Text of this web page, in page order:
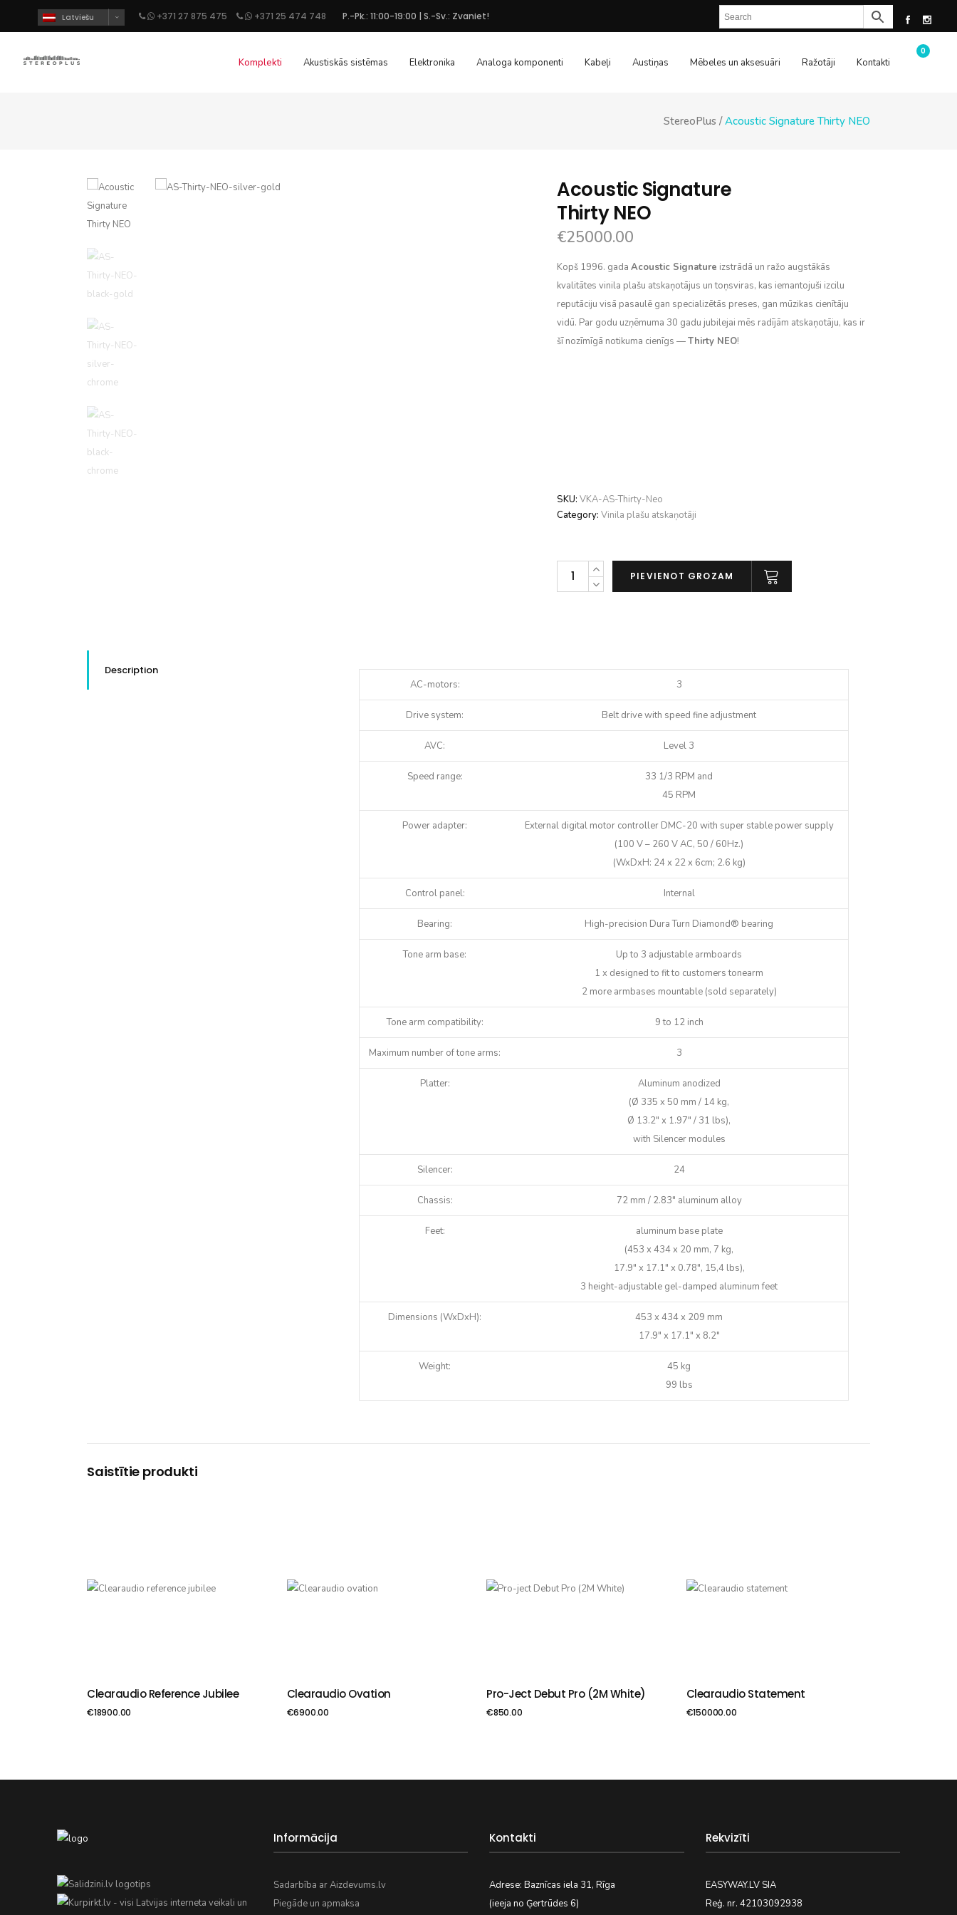
Latviešu +371 27 875 475 +371 25 474 748 P.-Pk.: 11:00-19:00 | S.-Sv.: Zvaniet!
Komplekti Akustiskās sistēmas Elektronika Analoga komponenti Kabeļi Austiņas Mēbeles un aksesuāri Ražotāji Kontakti
0
StereoPlus /Acoustic Signature Thirty NEO
Acoustic Signature
Thirty NEO
€25000.00
Kopš 1996. gada Acoustic Signature izstrādā un ražo augstākās
kvalitātes vinila plašu atskaņotājus un toņsviras, kas iemantojuši izcilu
reputāciju visā pasaulē gan specializētās preses, gan mūzikas cienītāju
vidū. Par godu uzņēmuma 30 gadu jubilejai mēs radījām atskaņotāju, kas ir
šī nozīmīgā notikuma cienīgs —Thirty NEO!
SKU: VKA-AS-Thirty-Neo
Category: Vinila plašu atskaņotāji
Acoustic
Signature
PIEVIENOT GROZAM
Description
AC-motors: 3
Drive system: Belt drive with speed fine adjustment
AVC: Level 3
Speed range:
33 1/3 RPM and
45 RPM
Power adapter: External digital motor controller DMC-20 with super stable power supply
(100 V – 260 V AC, 50 / 60Hz.)
(WxDxH: 24 x 22 x 6cm; 2.6 kg)
Control panel: Internal
Bearing: High-precision Dura Turn Diamond® bearing
Tone arm base:
Up to 3 adjustable armboards
1 x designed to fit to customers tonearm
2 more armbases mountable (sold separately)
Tone arm compati­bility: 9 to 12 inch
Maximum number of tone arms: 3
Platter:
Aluminum anodized
(Ø 335 x 50 mm / 14 kg,
Ø 13.2″ x 1.97″ / 31 lbs),
with Silen­cer modules
Silencer: 24
Chassis: 72 mm / 2.83″ aluminum alloy
Feet:
alumi­num base plate
(453 x 434 x 20 mm, 7 kg,
17.9″ x 17.1″ x 0.78″, 15,4 lbs),
3 height-adjustable gel-damped aluminum feet
Dimen­sions (WxDxH):
453 x 434 x 209 mm
17.9″ x 17.1″ x 8.2″
Weight:
45 kg
99 lbs
Saistītie produkti
PIEVIENOT GROZAM
Clearaudio Reference Jubilee
€18900.00
PIEVIENOT GROZAM
Clearaudio Ovation
€6900.00
PIEVIENOT GROZAM
Pro-Ject Debut Pro (2M White)
€850.00
PIEVIENOT GROZAM
Clearaudio Statement
€150000.00
Informācija
Sadarbība ar Aizdevums.lv
Piegāde un apmaksa
Kontakti
Adrese: Baznīcas iela 31, Rīga
(ieeja no Ģertrūdes 6)
Rekvizīti
EASYWAY.LV SIA
Reģ. nr. 42103092938